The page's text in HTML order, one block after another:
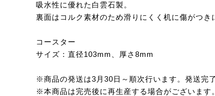
吸水性に優れた白雲石製。
裏面はコルク素材のため滑りにくく机に傷がつき
コースター
サイズ：直径103mm、厚さ8mm
※商品の発送は3月30日～順次行います。発送完
※本商品は完売後に再生産する場合がございます。